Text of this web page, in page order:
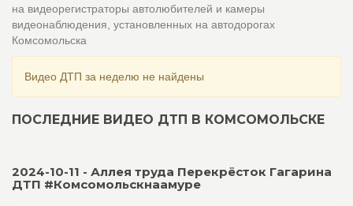
на видеорегистраторы автолюбителей и камеры
видеонаблюдения, установленных на автодорогах
Комсомольска
Видео ДТП за неделю не найдены
ПОСЛЕДНИЕ ВИДЕО ДТП В КОМСОМОЛЬСКЕ
2024-10-11 - Аллея труда Перекрёсток Гагарина
ДТП #Комсомольскнаамуре